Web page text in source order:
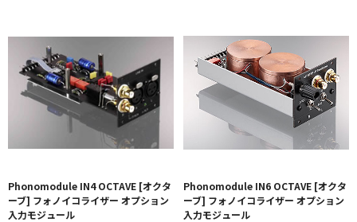
Phonomodule IN4 OCTAVE [オクタ
ーブ] フォノイコライザー オプション
入力モジュール
Phonomodule IN6 OCTAVE [オクタ
ーブ] フォノイコライザー オプション
入力モジュール